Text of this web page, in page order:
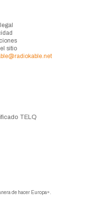
sitio
TELQ
de hacer Europa».